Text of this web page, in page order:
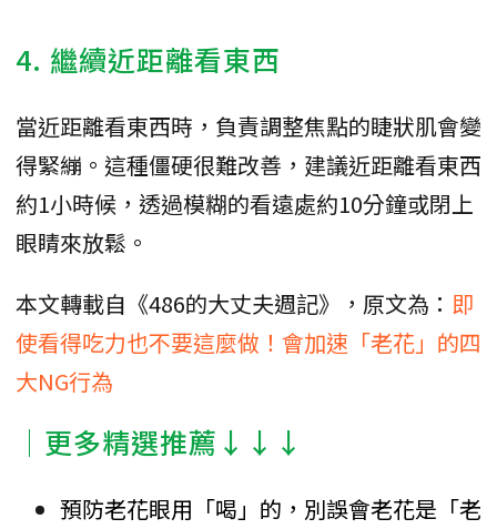
4. 繼續近距離看東西
當近距離看東西時，負責調整焦點的睫狀肌會變
得緊繃。這種僵硬很難改善，建議近距離看東西
約1小時候，透過模糊的看遠處約10分鐘或閉上
眼睛來放鬆。
本文轉載自《486的大丈夫週記》，原文為： 即
使看得吃力也不要這麼做！會加速「老花」的四
大NG行為
│更多精選推薦↓↓↓
預防老花眼用「喝」的，別誤會老花是「老